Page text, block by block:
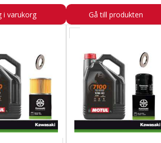
i varukorg Gå till produkten